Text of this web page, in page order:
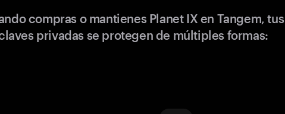
compras o mantienes Planet IX en Tangem, tus
privadas se protegen de múltiples formas: